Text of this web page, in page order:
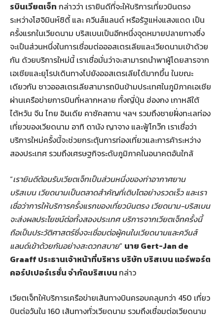
รบินเวียตเจ็ท กล่าวว่า เรายินดีที่จะให้บริการเที่ยวบินตรง
ระหว่างโฮจิมินห์ซิตี้ และ ควีนส์แลนด์ หรือรัฐแห่งแสงแดด เป็น
ครั้งแรกในเวียดนาม บริสเบนเป็นอีกหนึ่งจุดหมายปลายทางซึ่ง
จะเป็นส่วนหนึ่งในการเชื่อมต่อออสเตรเลียและเวียดนามเข้าด้วย
กัน ด้วยบริการใหม่นี้ เราเชื่อมั่นว่าจะสามารถนำพาผู้โดยสารจาก
เอเชียและยุโรปเดินทางไปยังออสเตรเลียได้มากขึ้น ในขณะ
เดียวกัน ชาวออสเตรเลียสามารถบินข้ามประเทศในภูมิภาคเอเชีย
ผ่านเครือข่ายการบินที่หลากหลาย ทั้งญี่ปุ่น ฮ่องกง เกาหลีใต้
ไต้หวัน จีน ไทย อินเดีย คาซัคสถาน ฯลฯ รวมถึงชายฝั่งทะเลท่อง
เที่ยวของเวียดนาม อาทิ ดานัง ญาจาง และฟู้โกว๊ก เราเชื่อว่า
บริการใหม่ครั้งนี้จะช่วยกระตุ้นการท่องเที่ยวและการค้าระหว่าง
สองประเทศ รวมถึงเศรษฐกิจระดับภูมิภาคในอนาคตอันใกล้
“เรายินดีต้อนรับเวียตเจ็ทเป็นส่วนหนึ่งของท่าอากาศยาน
บริสเบน เวียดนามเป็นตลาดสำคัญที่เติบโตอย่างรวดเร็ว และเรา
เชื่อว่าการให้บริการครั้งแรกของเที่ยวบินตรง เวียดนาม-บริสเบน
จะส่งผลประโยชน์ต่อทั้งสองประเทศ บริการจากเวียตเจ็ทครั้งนี้
ถือเป็นประวัติศาสตร์ซึ่งจะเชื่อมต่อผู้คนในเวียดนามและควีนส์
แลนด์เข้าด้วยกันอย่างสะดวกสบาย” นาย Gert-Jan de
Graaff ประธานเจ้าหน้าที่บริหาร บริษัท บริสเบน แอร์พอร์ต
คอร์ปเปอร์เรชั่น จำกัดบริสเบนกล่าว
เวียตเจ็ทให้บริการเครือข่ายเส้นทางบินครอบคลุมกว่า 450 เที่ยว
บินต่อวันใน 160 เส้นทางทั่วเวียดนาม รวมถึงเชื่อมต่อเวียดนาม